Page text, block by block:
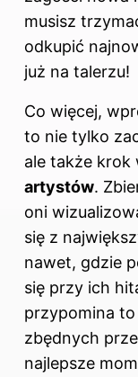
musisz
odkupić
już na talerzu!
Co więcej,
to nie tylko
ale także krok
artystów.
oni
się z
nawet, gdzie
się przy ich
przypomina
zbędnych
najlepsze